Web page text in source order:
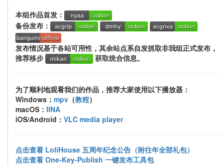
本组作品首发：
备份发布：
发布情况基于各站可用性，其余站点系自发抓取非我组正式发布，
推荐移步
获取统合信息。
为了顺利地观看我们的作品，推荐大家使用以下播放器：
Windows： mpv （教程）
macOS： IINA
iOS/Android： VLC media player
点击查看 LoliHouse 五周年纪念公告（附往年全部礼包）
点击查看 One-Key-Publish 一键发布工具包